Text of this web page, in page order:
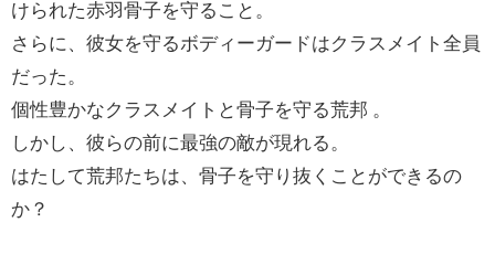
けられた赤羽骨子を守ること。
さらに、彼女を守るボディーガードはクラスメイト全員
だった。
個性豊かなクラスメイトと骨子を守る荒邦 。
しかし、彼らの前に最強の敵が現れる。
はたして荒邦たちは、骨子を守り抜くことができるの
か？